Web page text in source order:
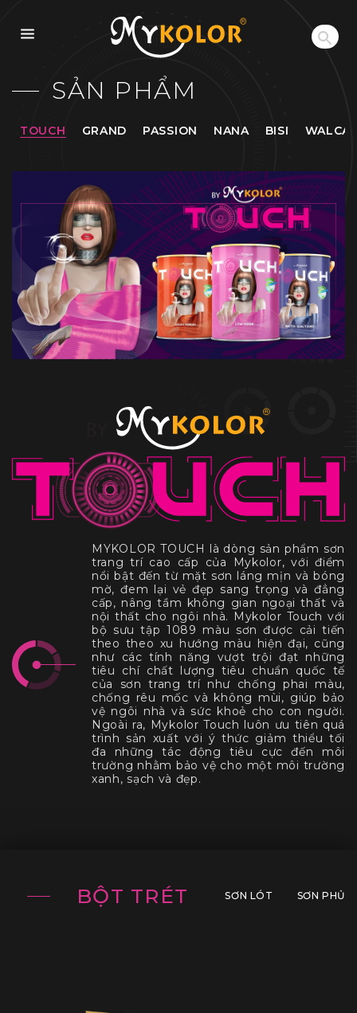
MYKOLOR
SẢN PHẨM
TOUCH GRAND PASSION NANA BISI
MYKOLOR TOUCH là dòng sản phẩm sơn
trang trí cao cấp của Mykolor, với điểm
nổi bật đến từ mặt sơn láng mịn và bóng
mờ, đem lại vẻ đẹp sang trọng và đẳng
cấp, nâng tầm không gian ngoại thất và
nội thất cho ngôi nhà. Mykolor Touch với
bộ sưu tập 1089 màu sơn được cải tiến
theo theo xu hướng màu hiện đại, cũng
như các tính năng vượt trội đạt những
tiêu chí chất lượng tiêu chuẩn quốc tế
của sơn trang trí như chống phai màu,
chống rêu mốc và không mùi, giúp bảo
vệ ngôi nhà và sức khoẻ cho con người.
Ngoài ra, Mykolor Touch luôn ưu tiên quá
trình sản xuất với ý thức giảm thiểu tối
đa những tác động tiêu cực đến môi
trường nhằm bảo vệ cho một môi trường
xanh, sạch và đẹp.
BỘT TRÉT SƠN LÓT SƠN PHỦ